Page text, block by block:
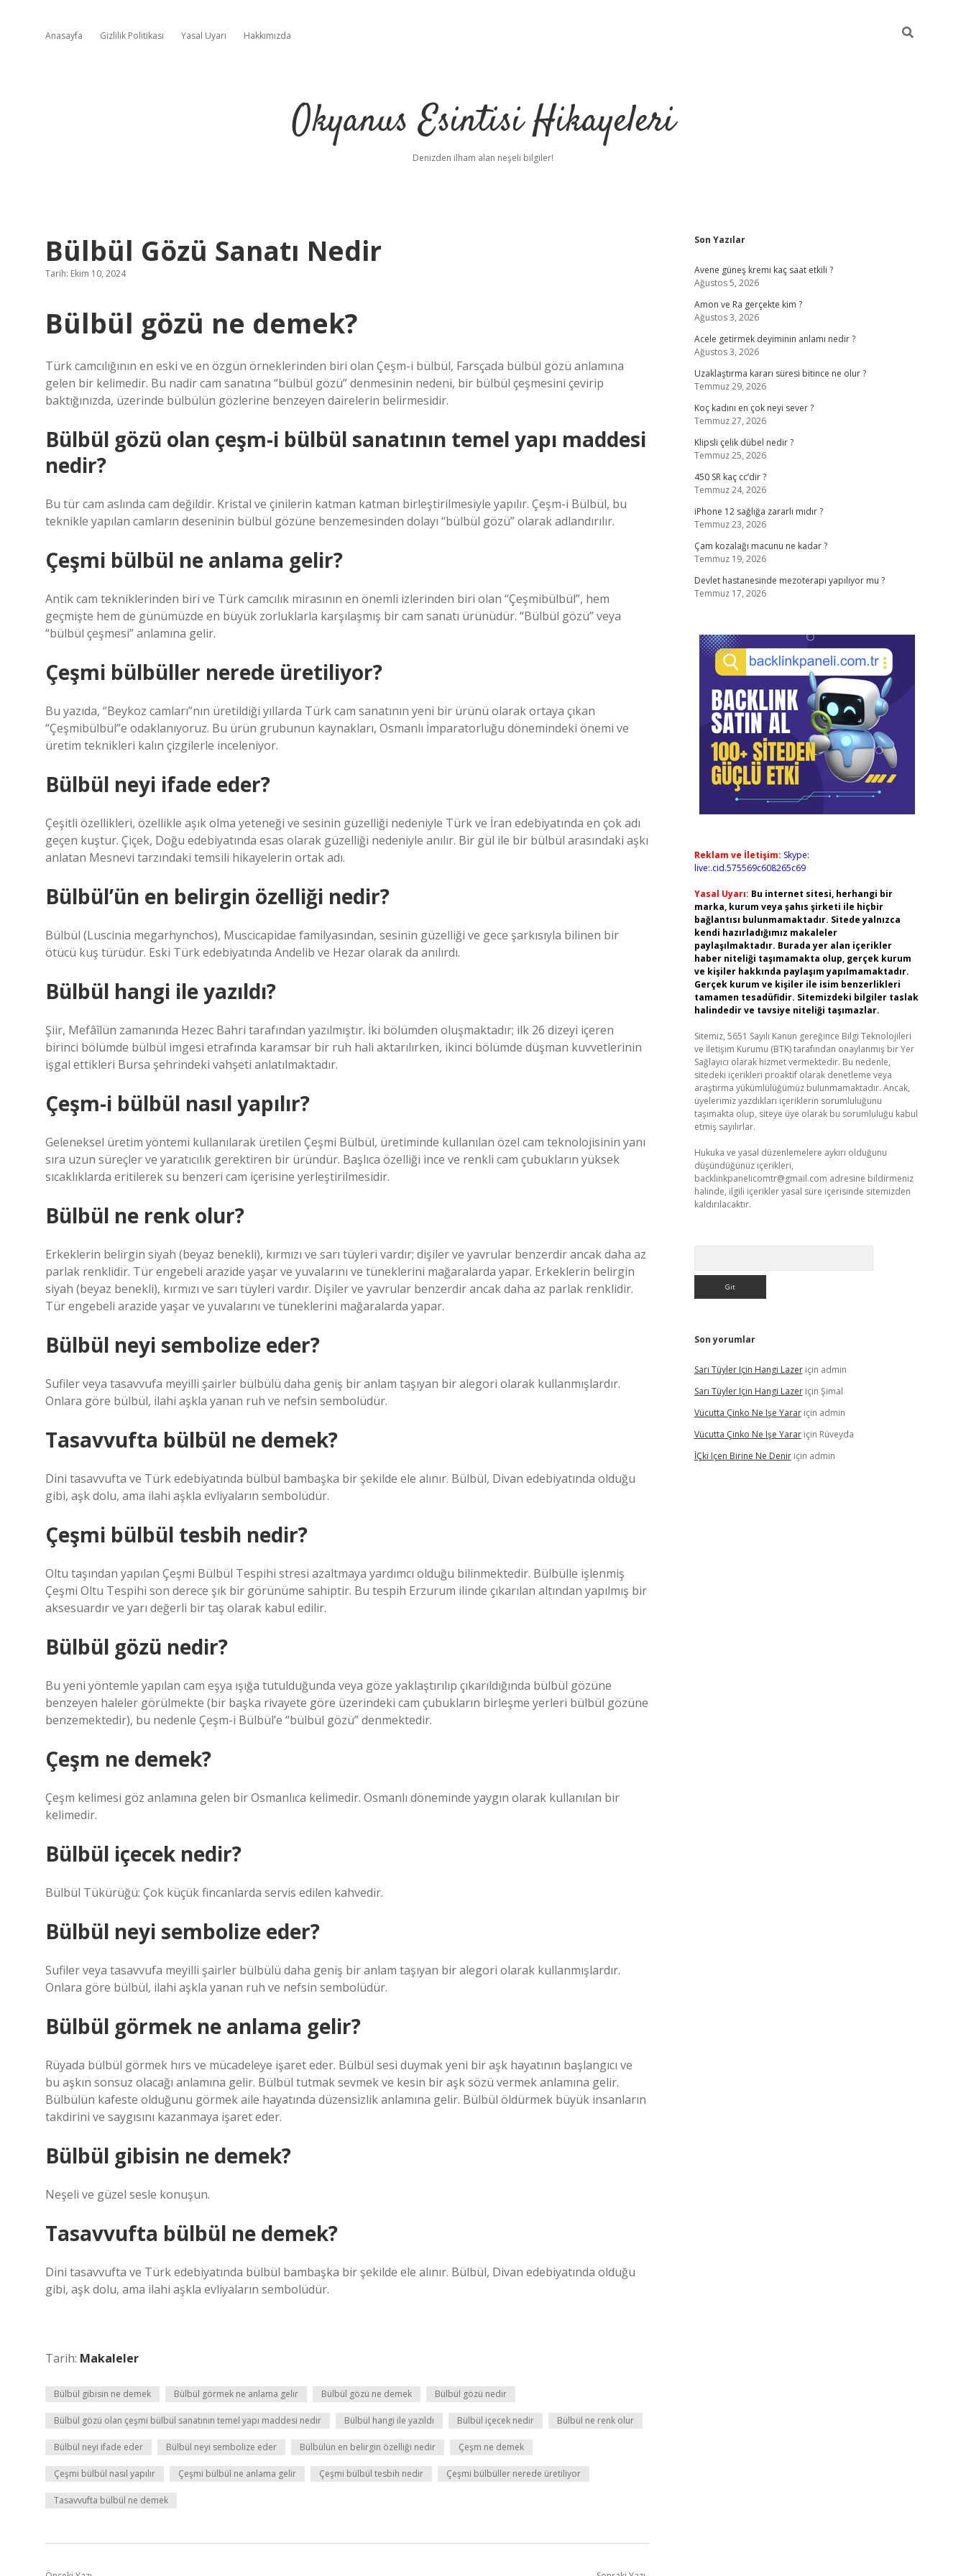
Anasayfa Gizlilik Politikası Yasal Uyarı Hakkımızda
Okyanus Esintisi Hikayeleri
Denizden ilham alan neşeli bilgiler!
Bülbül Gözü Sanatı Nedir
Tarih: Ekim 10, 2024
Bülbül gözü ne demek?
Türk camcılığının en eski ve en özgün örneklerinden biri olan Çeşm-i bülbül, Farsçada bülbül gözü anlamına
gelen bir kelimedir. Bu nadir cam sanatına “bülbül gözü” denmesinin nedeni, bir bülbül çeşmesini çevirip
baktığınızda, üzerinde bülbülün gözlerine benzeyen dairelerin belirmesidir.
Bülbül gözü olan çeşm-i bülbül sanatının temel yapı maddesi
nedir?
Bu tür cam aslında cam değildir. Kristal ve çinilerin katman katman birleştirilmesiyle yapılır. Çeşm-i Bülbül, bu
teknikle yapılan camların deseninin bülbül gözüne benzemesinden dolayı “bülbül gözü” olarak adlandırılır.
Çeşmi bülbül ne anlama gelir?
Antik cam tekniklerinden biri ve Türk camcılık mirasının en önemli izlerinden biri olan “Çeşmibülbül”, hem
geçmişte hem de günümüzde en büyük zorluklarla karşılaşmış bir cam sanatı ürünüdür. “Bülbül gözü” veya
“bülbül çeşmesi” anlamına gelir.
Çeşmi bülbüller nerede üretiliyor?
Bu yazıda, “Beykoz camları”nın üretildiği yıllarda Türk cam sanatının yeni bir ürünü olarak ortaya çıkan
“Çeşmibülbül”e odaklanıyoruz. Bu ürün grubunun kaynakları, Osmanlı İmparatorluğu dönemindeki önemi ve
üretim teknikleri kalın çizgilerle inceleniyor.
Bülbül neyi ifade eder?
Çeşitli özellikleri, özellikle aşık olma yeteneği ve sesinin güzelliği nedeniyle Türk ve İran edebiyatında en çok adı
geçen kuştur. Çiçek, Doğu edebiyatında esas olarak güzelliği nedeniyle anılır. Bir gül ile bir bülbül arasındaki aşkı
anlatan Mesnevi tarzındaki temsili hikayelerin ortak adı.
Bülbül’ün en belirgin özelliği nedir?
Bülbül (Luscinia megarhynchos), Muscicapidae familyasından, sesinin güzelliği ve gece şarkısıyla bilinen bir
ötücü kuş türüdür. Eski Türk edebiyatında Andelib ve Hezar olarak da anılırdı.
Bülbül hangi ile yazıldı?
Şiir, Mefâîlün zamanında Hezec Bahri tarafından yazılmıştır. İki bölümden oluşmaktadır; ilk 26 dizeyi içeren
birinci bölümde bülbül imgesi etrafında karamsar bir ruh hali aktarılırken, ikinci bölümde düşman kuvvetlerinin
işgal ettikleri Bursa şehrindeki vahşeti anlatılmaktadır.
Çeşm-i bülbül nasıl yapılır?
Geleneksel üretim yöntemi kullanılarak üretilen Çeşmi Bülbül, üretiminde kullanılan özel cam teknolojisinin yanı
sıra uzun süreçler ve yaratıcılık gerektiren bir üründür. Başlıca özelliği ince ve renkli cam çubukların yüksek
sıcaklıklarda eritilerek su benzeri cam içerisine yerleştirilmesidir.
Bülbül ne renk olur?
Erkeklerin belirgin siyah (beyaz benekli), kırmızı ve sarı tüyleri vardır; dişiler ve yavrular benzerdir ancak daha az
parlak renklidir. Tür engebeli arazide yaşar ve yuvalarını ve tüneklerini mağaralarda yapar. Erkeklerin belirgin
siyah (beyaz benekli), kırmızı ve sarı tüyleri vardır. Dişiler ve yavrular benzerdir ancak daha az parlak renklidir.
Tür engebeli arazide yaşar ve yuvalarını ve tüneklerini mağaralarda yapar.
Bülbül neyi sembolize eder?
Sufiler veya tasavvufa meyilli şairler bülbülü daha geniş bir anlam taşıyan bir alegori olarak kullanmışlardır.
Onlara göre bülbül, ilahi aşkla yanan ruh ve nefsin sembolüdür.
Tasavvufta bülbül ne demek?
Dini tasavvufta ve Türk edebiyatında bülbül bambaşka bir şekilde ele alınır. Bülbül, Divan edebiyatında olduğu
gibi, aşk dolu, ama ilahi aşkla evliyaların sembolüdür.
Çeşmi bülbül tesbih nedir?
Oltu taşından yapılan Çeşmi Bülbül Tespihi stresi azaltmaya yardımcı olduğu bilinmektedir. Bülbülle işlenmiş
Çeşmi Oltu Tespihi son derece şık bir görünüme sahiptir. Bu tespih Erzurum ilinde çıkarılan altından yapılmış bir
aksesuardır ve yarı değerli bir taş olarak kabul edilir.
Bülbül gözü nedir?
Bu yeni yöntemle yapılan cam eşya ışığa tutulduğunda veya göze yaklaştırılıp çıkarıldığında bülbül gözüne
benzeyen haleler görülmekte (bir başka rivayete göre üzerindeki cam çubukların birleşme yerleri bülbül gözüne
benzemektedir), bu nedenle Çeşm-i Bülbül’e “bülbül gözü” denmektedir.
Çeşm ne demek?
Çeşm kelimesi göz anlamına gelen bir Osmanlıca kelimedir. Osmanlı döneminde yaygın olarak kullanılan bir
kelimedir.
Bülbül içecek nedir?
Bülbül Tükürüğü: Çok küçük fincanlarda servis edilen kahvedir.
Bülbül neyi sembolize eder?
Sufiler veya tasavvufa meyilli şairler bülbülü daha geniş bir anlam taşıyan bir alegori olarak kullanmışlardır.
Onlara göre bülbül, ilahi aşkla yanan ruh ve nefsin sembolüdür.
Bülbül görmek ne anlama gelir?
Rüyada bülbül görmek hırs ve mücadeleye işaret eder. Bülbül sesi duymak yeni bir aşk hayatının başlangıcı ve
bu aşkın sonsuz olacağı anlamına gelir. Bülbül tutmak sevmek ve kesin bir aşk sözü vermek anlamına gelir.
Bülbülün kafeste olduğunu görmek aile hayatında düzensizlik anlamına gelir. Bülbül öldürmek büyük insanların
takdirini ve saygısını kazanmaya işaret eder.
Bülbül gibisin ne demek?
Neşeli ve güzel sesle konuşun.
Tasavvufta bülbül ne demek?
Dini tasavvufta ve Türk edebiyatında bülbül bambaşka bir şekilde ele alınır. Bülbül, Divan edebiyatında olduğu
gibi, aşk dolu, ama ilahi aşkla evliyaların sembolüdür.
Tarih: Makaleler
Bülbül gibisin ne demek Bülbül görmek ne anlama gelir Bülbül gözü ne demek Bülbül gözü nedir
Bülbül gözü olan çeşmi bülbül sanatının temel yapı maddesi nedir Bülbül hangi ile yazıldı Bülbül içecek nedir Bülbül ne renk olur
Bülbül neyi ifade eder Bülbül neyi sembolize eder Bülbülün en belirgin özelliği nedir Çeşm ne demek
Çeşmi bülbül nasıl yapılır Çeşmi bülbül ne anlama gelir Çeşmi bülbül tesbih nedir Çeşmi bülbüller nerede üretiliyor
Tasavvufta bülbül ne demek
Sidebar
Son Yazılar
Avene güneş kremi kaç saat etkili ?
Ağustos 5, 2026
Amon ve Ra gerçekte kim ?
Ağustos 3, 2026
Acele getirmek deyiminin anlamı nedir ?
Ağustos 3, 2026
Uzaklaştırma kararı süresi bitince ne olur ?
Temmuz 29, 2026
Koç kadını en çok neyi sever ?
Temmuz 27, 2026
Klipsli çelik dübel nedir ?
Temmuz 25, 2026
450 SR kaç cc’dir ?
Temmuz 24, 2026
iPhone 12 sağlığa zararlı mıdır ?
Temmuz 23, 2026
Çam kozalağı macunu ne kadar ?
Temmuz 19, 2026
Devlet hastanesinde mezoterapi yapılıyor mu ?
Temmuz 17, 2026
Reklam ve İletişim: Skype:
live:.cid.575569c608265c69
Yasal Uyarı: Bu internet sitesi, herhangi bir
marka, kurum veya şahıs şirketi ile hiçbir
bağlantısı bulunmamaktadır. Sitede yalnızca
kendi hazırladığımız makaleler
paylaşılmaktadır. Burada yer alan içerikler
haber niteliği taşımamakta olup, gerçek kurum
ve kişiler hakkında paylaşım yapılmamaktadır.
Gerçek kurum ve kişiler ile isim benzerlikleri
tamamen tesadüfidir. Sitemizdeki bilgiler taslak
halindedir ve tavsiye niteliği taşımazlar.
Sitemiz, 5651 Sayılı Kanun gereğince Bilgi Teknolojileri
ve İletişim Kurumu (BTK) tarafından onaylanmış bir Yer
Sağlayıcı olarak hizmet vermektedir. Bu nedenle,
sitedeki içerikleri proaktif olarak denetleme veya
araştırma yükümlülüğümüz bulunmamaktadır. Ancak,
üyelerimiz yazdıkları içeriklerin sorumluluğunu
taşımakta olup, siteye üye olarak bu sorumluluğu kabul
etmiş sayılırlar.
Hukuka ve yasal düzenlemelere aykırı olduğunu
düşündüğünüz içerikleri,
backlinkpanelicomtr@gmail.com adresine bildirmeniz
halinde, ilgili içerikler yasal süre içerisinde sitemizden
kaldırılacaktır.
Son yorumlar
Sarı Tüyler Için Hangi Lazeriçin admin
Sarı Tüyler Için Hangi Lazeriçin Şimal
Vücutta Çinko Ne Işe Yarariçin admin
Vücutta Çinko Ne Işe Yarariçin Rüveyda
İÇki Içen Birine Ne Deniriçin admin